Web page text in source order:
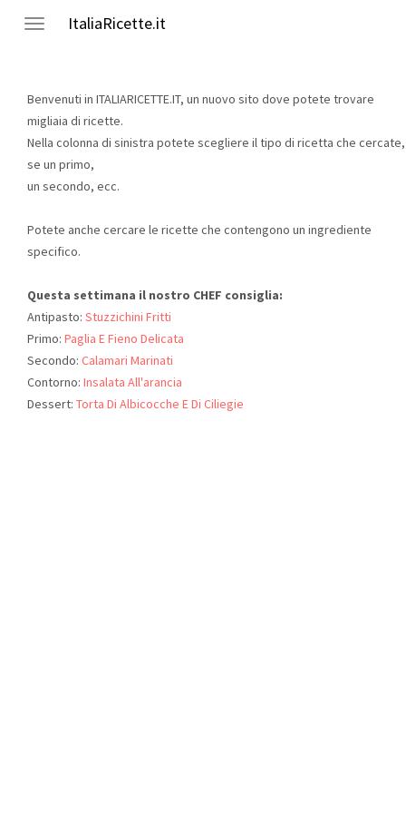
ToggleItaliaRicette.it
Benvenuti in ITALIARICETTE.IT, un nuovo sito dove potete trovare
migliaia di ricette.
Nella colonna di sinistra potete scegliere il tipo di ricetta che cercate,
se un primo,
un secondo, ecc.
Potete anche cercare le ricette che contengono un ingrediente
specifico.
Questa settimana il nostro CHEF consiglia:
Antipasto: Stuzzichini Fritti
Primo: Paglia E Fieno Delicata
Secondo: Calamari Marinati
Contorno: Insalata All'arancia
Dessert: Torta Di Albicocche E Di Ciliegie